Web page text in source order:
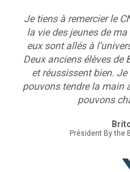
Je tiens à remercier le
la vie des jeunes de
eux sont allés à
Deux anciens élèves de
et réussissent bien.
pouvons tendre la main
pouvons
Président By the